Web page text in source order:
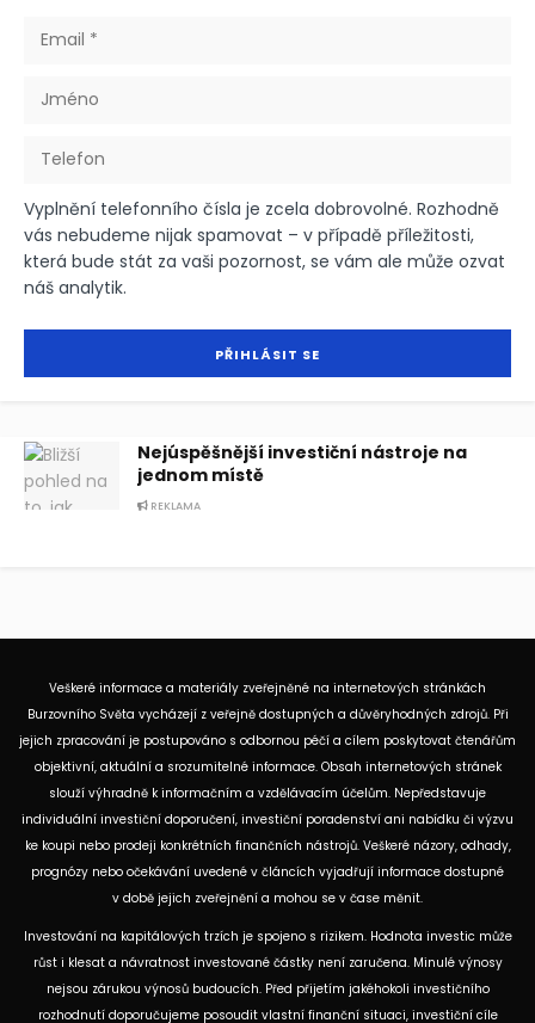
Vyplnění telefonního čísla je zcela dobrovolné. Rozhodně
vás nebudeme nijak spamovat – v případě příležitosti,
která bude stát za vaši pozornost, se vám ale může ozvat
náš analytik.
Nejúspěšnější investiční nástroje na
jednom místě
REKLAMA
Veškeré informace a materiály zveřejněné na internetových stránkách
Burzovního Světa vycházejí z veřejně dostupných a důvěryhodných zdrojů. Při
jejich zpracování je postupováno s odbornou péčí a cílem poskytovat čtenářům
objektivní, aktuální a srozumitelné informace. Obsah internetových stránek
slouží výhradně k informačním a vzdělávacím účelům. Nepředstavuje
individuální investiční doporučení, investiční poradenství ani nabídku či výzvu
ke koupi nebo prodeji konkrétních finančních nástrojů. Veškeré názory, odhady,
prognózy nebo očekávání uvedené v článcích vyjadřují informace dostupné
v době jejich zveřejnění a mohou se v čase měnit.
Investování na kapitálových trzích je spojeno s rizikem. Hodnota investic může
růst i klesat a návratnost investované částky není zaručena. Minulé výnosy
nejsou zárukou výnosů budoucích. Před přijetím jakéhokoli investičního
rozhodnutí doporučujeme posoudit vlastní finanční situaci, investiční cíle